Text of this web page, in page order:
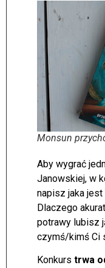
Monsun
Aby wygrać
Janowskiej, w
napisz jaka jest
Dlaczego
potrawy lubisz
czymś/kimś Ci
Konkurs trwa